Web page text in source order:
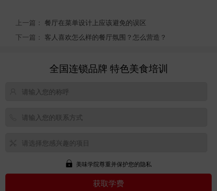
上一篇：
餐厅在菜单设计上应该避免的误区
下一篇：
客人喜欢怎么样的餐厅氛围？怎么营造？
全国连锁品牌 特色美食培训
美味学院尊重并保护您的隐私